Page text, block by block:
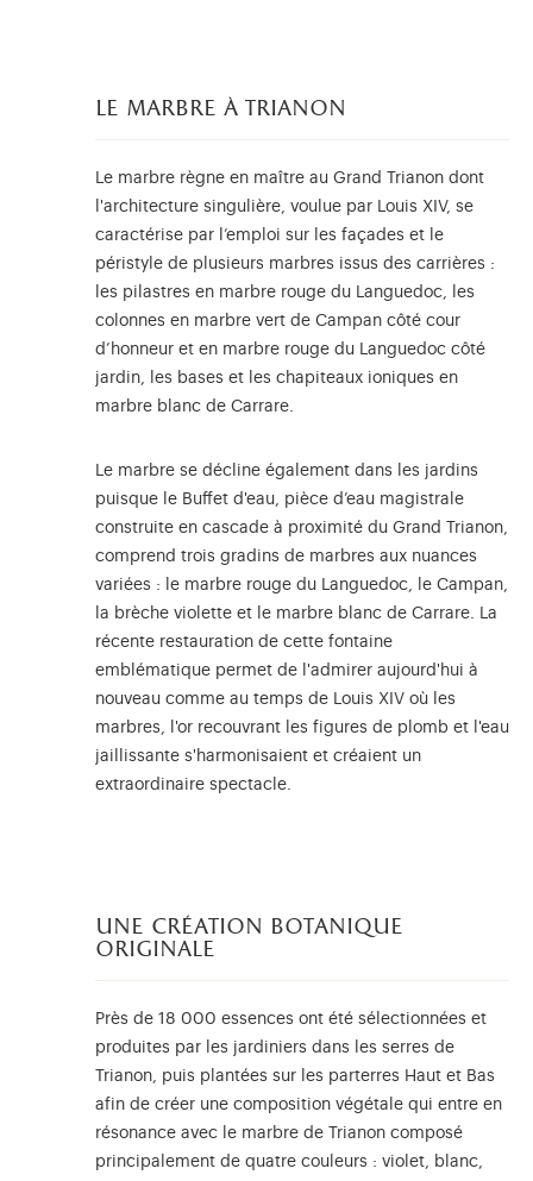
le marbre à trianon
Le marbre règne en maître au Grand Trianon dont
l'architecture singulière, voulue par Louis XIV, se
caractérise par l’emploi sur les façades et le
péristyle de plusieurs marbres issus des carrières :
les pilastres en marbre rouge du Languedoc, les
colonnes en marbre vert de Campan côté cour
d’honneur et en marbre rouge du Languedoc côté
jardin, les bases et les chapiteaux ioniques en
marbre blanc de Carrare.
Le marbre se décline également dans les jardins
puisque le Buffet d'eau, pièce d’eau magistrale
construite en cascade à proximité du Grand Trianon,
comprend trois gradins de marbres aux nuances
variées : le marbre rouge du Languedoc, le Campan,
la brèche violette et le marbre blanc de Carrare. La
récente restauration de cette fontaine
emblématique permet de l'admirer aujourd'hui à
nouveau comme au temps de Louis XIV où les
marbres, l'or recouvrant les figures de plomb et l'eau
jaillissante s'harmonisaient et créaient un
extraordinaire spectacle.
une création botanique
originale
Près de 18 000 essences ont été sélectionnées et
produites par les jardiniers dans les serres de
Trianon, puis plantées sur les parterres Haut et Bas
afin de créer une composition végétale qui entre en
résonance avec le marbre de Trianon composé
principalement de quatre couleurs : violet, blanc,